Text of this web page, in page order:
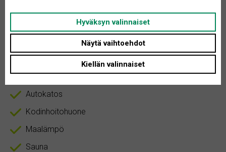
Tontin koko: Ei määritelty
Asunnon tyyppi: Omakotitalo
Huoneita + K: 6
Autokatos
Kodinhoitohuone
Maalämpö
Sauna
Hyväksyn valinnaiset
Näytä vaihtoehdot
Kiellän valinnaiset